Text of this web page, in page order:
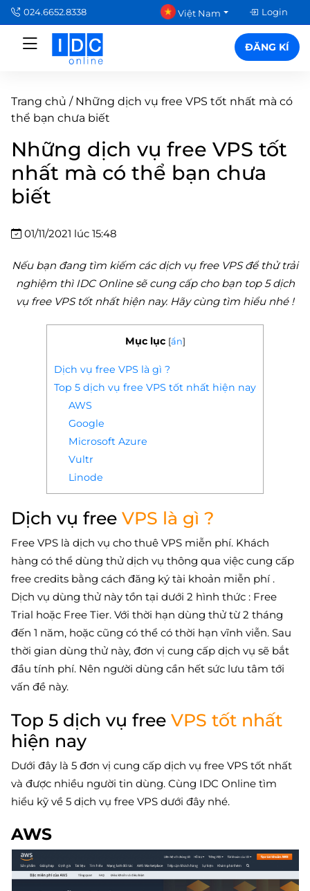
024.6652.8338 Việt Nam Login
ĐĂNG KÍ
Trang chủ / Những dịch vụ free VPS tốt nhất mà có
thể bạn chưa biết
Những dịch vụ free VPS tốt
nhất mà có thể bạn chưa
biết
01/11/2021 lúc 15:48
Nếu bạn đang tìm kiếm các dịch vụ free VPS để thử trải
nghiệm thì IDC Online sẽ cung cấp cho bạn top 5 dịch
vụ free VPS tốt nhất hiện nay. Hãy cùng tìm hiểu nhé !
Mục lục [ẩn]
Dịch vụ free VPS là gì ?
Top 5 dịch vụ free VPS tốt nhất hiện nay
AWS
Google
Microsoft Azure
Vultr
Linode
Dịch vụ freeVPS là gì ?
Free VPS là dịch vụ cho thuê VPS miễn phí. Khách
hàng có thể dùng thử dịch vụ thông qua việc cung cấp
free credits bằng cách đăng ký tài khoản miễn phí .
Dịch vụ dùng thử này tồn tại dưới 2 hình thức : Free
Trial hoặc Free Tier. Với thời hạn dùng thử từ 2 tháng
đến 1 năm, hoặc cũng có thể có thời hạn vĩnh viễn. Sau
thời gian dùng thử này, đơn vị cung cấp dịch vụ sẽ bắt
đầu tính phí. Nên người dùng cần hết sức lưu tâm tới
vấn đề này.
Top 5 dịch vụ freeVPS tốt nhất
hiện nay
Dưới đây là 5 đơn vị cung cấp dịch vụ free VPS tốt nhất
và được nhiều người tin dùng. Cùng IDC Online tìm
hiểu kỹ về 5 dịch vụ free VPS dưới đây nhé.
AWS